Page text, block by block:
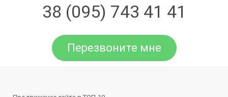
38 (095) 743 41 41
Перезвоните мне